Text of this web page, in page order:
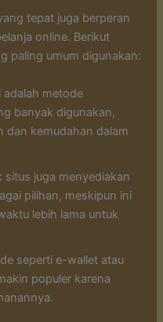
tepat juga berperan
online. Berikut
paling umum digunakan:
adalah metode
banyak digunakan,
dan kemudahan dalam
situs juga menyediakan
pilihan, meskipun ini
lebih lama untuk
seperti e-wallet atau
populer karena